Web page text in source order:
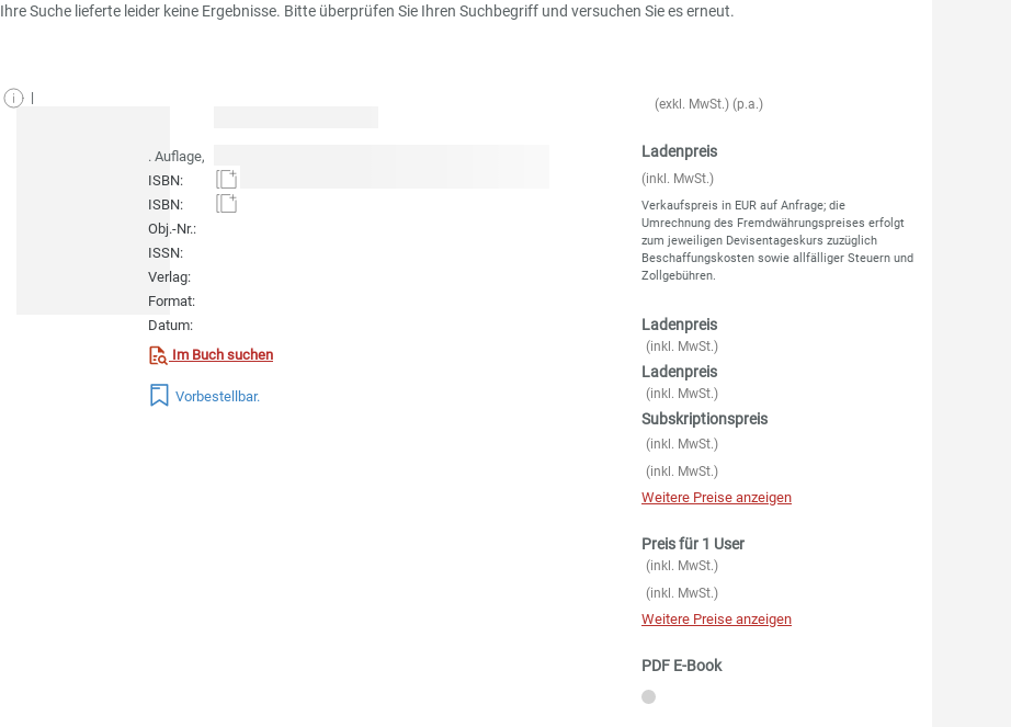
Ihre Suche lieferte leider keine Ergebnisse. Bitte überprüfen Sie Ihren Suchbegriff und versuchen Sie es erneut.
|
. Auflage,
ISBN:
ISBN:
Obj.-Nr.:
ISSN:
Verlag:
Format:
Datum:
Im Buch suchen
Vorbestellbar.
(exkl. MwSt.) (p.a.)
Ladenpreis
(inkl. MwSt.)
Verkaufspreis in EUR auf Anfrage; die
Umrechnung des Fremdwährungspreises erfolgt
zum jeweiligen Devisentageskurs zuzüglich
Beschaffungskosten sowie allfälliger Steuern und
Zollgebühren.
Ladenpreis
(inkl. MwSt.)
Ladenpreis
(inkl. MwSt.)
Subskriptionspreis
(inkl. MwSt.)
(inkl. MwSt.)
Weitere Preise anzeigen
Preis für 1 User
(inkl. MwSt.)
(inkl. MwSt.)
Weitere Preise anzeigen
PDF E-Book